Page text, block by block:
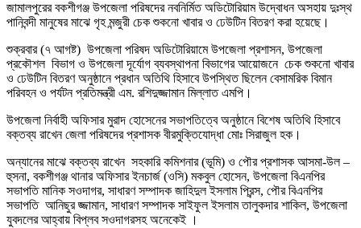
জামালপুরের বকশীগঞ্জ উপজেলা পরিষদের নবনির্মিত অডিটোরিয়াম উদ্বোধন অসহায় দুঃস্থ
পানিবন্দী মানুষের মাঝে গৃহ মন্জুরী চেক শুকনো খাবার ও ঢেউটিন বিতরণ করা হয়েছে।
শুক্রবার (৭ আগষ্ট) উপজেলা পরিষদ অডিটোরিয়ামে উপজেলা প্রশাসন, উপজেলা
প্রকৌশল বিভাগ ও উপজেলা দূর্যোগ ব্যবস্থাপনা বিভাগের আয়োজনে চেক শুকনো খাবার
ও ঢেউটিন বিতরণ অনুষ্ঠানে প্রধান অতিথি হিসাবে উপস্থিত ছিলেন বেসামরিক বিমান
পরিবহন ও পর্যটন প্রতিমন্ত্রী এম. রশিদুজ্জামান মিল্লাত এমপি।
উপজেলা নির্বাহী অফিসার মুরাদ হোসেনের সভাপতিত্বে অনুষ্ঠানে বিশেষ অতিথি হিসাবে
বক্তব্য রাখেন জেলা পরিষদের প্রশাসক বীরমুক্তিযোদ্ধা মোঃ সিরাজুল হক।
অন্যানের মাঝে বক্তব্য রাখেন সহকারি কমিশনার (ভূমি) ও পৌর প্রশাসক আসমা-উল –
হুসনা, বকশীগঞ্জ থানার অফিসার ইনচার্জ (ওসি) মকবুল হোসেন, উপজেলা বিএনপির
সভাপতি মানিক সওদাগর, সাধারণ সম্পাদক জাহিদুল ইসলাম প্রিন্স, পৌর বিএনপির
সভাপতি আনিছুর জ্জামান, সাধারণ সম্পাদক সাইফুল ইসলাম তালুকদার শাকিল, উপজেলা
যুবদলের আহ্বায় বিপ্লব সওদাগরসহ অনেকেই ।